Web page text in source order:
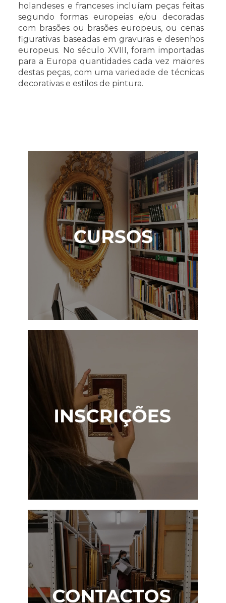
holandeses e franceses incluíam peças feitas
segundo formas europeias e/ou decoradas
com brasões ou brasões europeus, ou cenas
figurativas baseadas em gravuras e desenhos
europeus. No século XVIII, foram importadas
para a Europa quantidades cada vez maiores
destas peças, com uma variedade de técnicas
decorativas e estilos de pintura.